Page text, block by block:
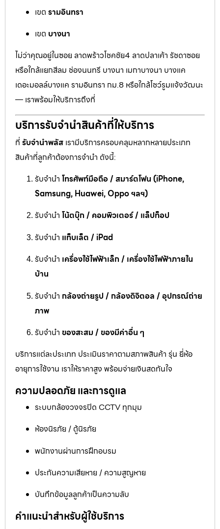
เขต รามอินทรา
เขต บางนา
ไม่ว่าคุณอยู่ในซอย ลาดพร้าวโชคชัย4 ลาดปลาเค้า รัชดาซอย
หรือใกล้แยกสีลม ช่องนนทรี บางนา เมกาบางนา บางแค
เดอะมอลล์บางแค รามอินทรา กม.8 หรือใกล้โชว์รูมแจ้งวัฒนะ
— เราพร้อมให้บริการถึงที่
บริการรับจำนำสินค้าที่ให้บริการ
ที่ รับจำนำพลัส เรามีบริการครอบคลุมหลากหลายประเภท
สินค้าที่ลูกค้าต้องการจำนำ ดังนี้:
รับจำนำ โทรศัพท์มือถือ / สมาร์ตโฟน (iPhone,
Samsung, Huawei, Oppo ฯลฯ)
รับจำนำ โน้ตบุ๊ก / คอมพิวเตอร์ / แล็ปท็อป
รับจำนำ แท็บเล็ต / iPad
รับจำนำ เครื่องใช้ไฟฟ้าเล็ก / เครื่องใช้ไฟฟ้าภายใน
บ้าน
รับจำนำ กล้องถ่ายรูป / กล้องดิจิตอล / อุปกรณ์ถ่าย
ภาพ
รับจำนำ ของสะสม / ของมีค่าอื่น ๆ
บริการแต่ละประเภท ประเมินราคาตามสภาพสินค้า รุ่น ยี่ห้อ
อายุการใช้งาน เราให้ราคาสูง พร้อมจ่ายเงินสดทันใจ
ความปลอดภัย และการดูแล
ระบบกล้องวงจรปิด CCTV ทุกมุม
ห้องนิรภัย / ตู้นิรภัย
พนักงานผ่านการฝึกอบรม
ประกันความเสียหาย / ความสูญหาย
บันทึกข้อมูลลูกค้าเป็นความลับ
คำแนะนำสำหรับผู้ใช้บริการ